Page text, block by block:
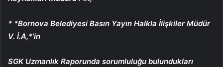
* ⁠*Bornova Belediyesi Basın Yayın Halkla İlişkiler Müdür
V. İ.A,*’in
SGK Uzmanlık Raporunda sorumluluğu bulundukları